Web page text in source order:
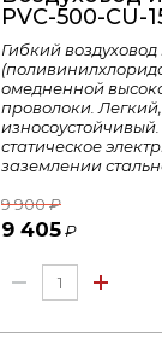
PVC-500-CU-
Гибкий
омедненной
проволоки.
статическое
заземлении
9 900₽
9 405₽